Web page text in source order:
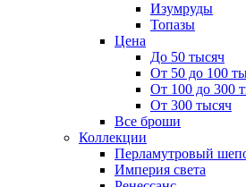
Изумруды
Топазы
Цена
До 50 тысяч
От 50 до 100
От 100 до 300
От 300 тысяч
Все броши
Коллекции
Перламутровый
Империя света